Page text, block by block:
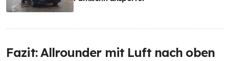
Fazit: Allrounder mit Luft nach oben